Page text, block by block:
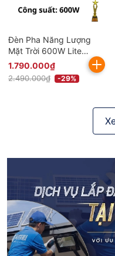
Đèn Pha Năng Lượng
Mặt Trời 600W Lite
BDP26.600 KITAWA
Chống Nước IP67
1.790.000₫
2.490.000₫ -29%